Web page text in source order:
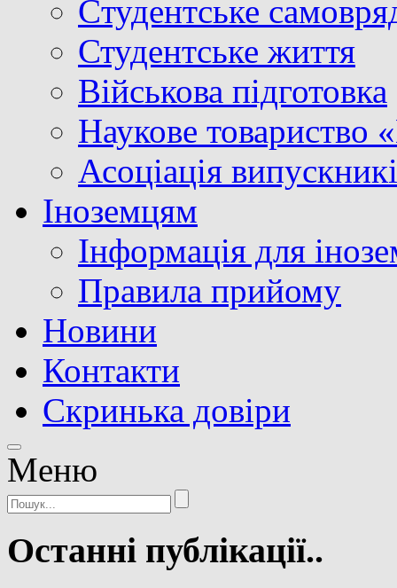
Cтудентське
Студентське життя
Військова підготовка
Наукове товариство
Асоціація
Іноземцям
Інформація для
Правила прийому
Новини
Контакти
Скринька довіри
Meню
Останні публікації..